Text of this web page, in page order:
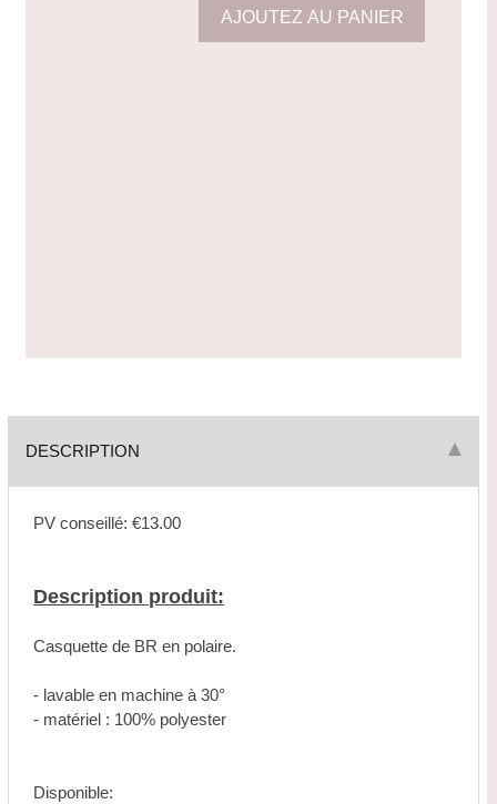
DESCRIPTION
PV conseillé: €13.00
Description produit:
Casquette de BR en polaire.
- lavable en machine à 30°
- matériel : 100% polyester
Disponible: